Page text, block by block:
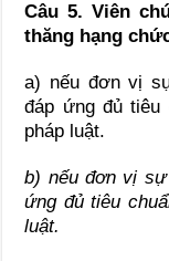
Câu 5. Viên
thăng hạng
a) nếu đơn vị
đáp ứng đủ tiêu
pháp luật.
b) nếu đơn vị
ứng đủ tiêu
luật.